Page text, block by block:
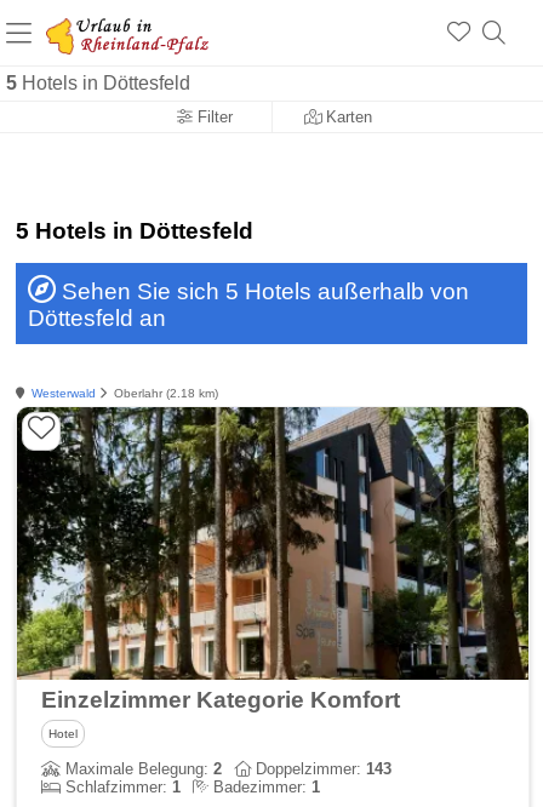
5 Hotels in Döttesfeld
Filter Karten
+1.500 Unterkünfte in Rheinland-Pfalz
+1.000 Sehenswürdigkeiten
5 Hotels in Döttesfeld
Sehen Sie sich 5 Hotels außerhalb von
Döttesfeld an
Westerwald Oberlahr (2.18 km)
Einzelzimmer Kategorie Komfort
Hotel
Maximale Belegung:2 Doppelzimmer:143
Schlafzimmer:1 Badezimmer:1